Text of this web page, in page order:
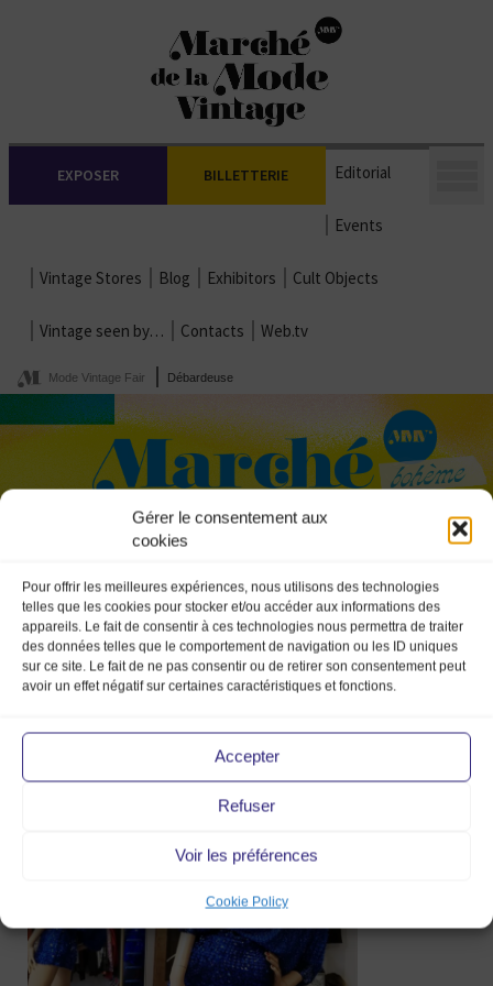
Gérer le consentement aux
cookies
Pour offrir les meilleures expériences, nous utilisons des technologies
telles que les cookies pour stocker et/ou accéder aux informations des
appareils. Le fait de consentir à ces technologies nous permettra de traiter
des données telles que le comportement de navigation ou les ID uniques
sur ce site. Le fait de ne pas consentir ou de retirer son consentement peut
avoir un effet négatif sur certaines caractéristiques et fonctions.
Accepter
Refuser
Voir les préférences
Cookie Policy
EXPOSER BILLETTERIE Editorial
Events
Vintage Stores Blog Exhibitors Cult Objects
Vintage seen by… Contacts Web.tv
Mode Vintage Fair Débardeuse